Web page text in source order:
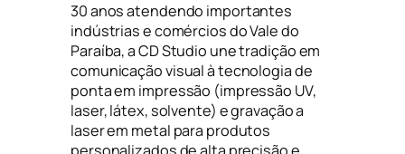
30 anos atendendo importantes
indústrias e comércios do Vale do
Paraíba, a CD Studio une tradição em
comunicação visual à tecnologia de
ponta em impressão (impressão UV,
laser, látex, solvente) e gravação a
laser em metal para produtos